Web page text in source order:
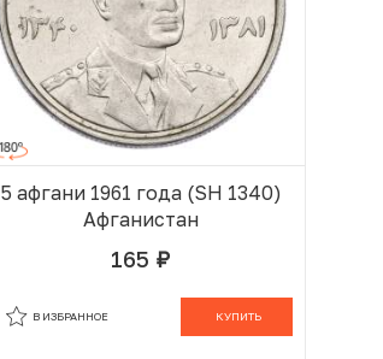
5 афгани 1961 года (SH 1340)
Афганистан
165 руб.
КУПИТЬ
В ИЗБРАННОЕ